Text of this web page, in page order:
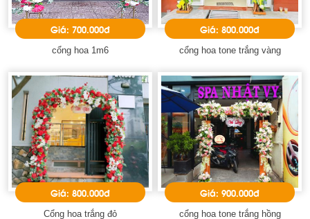
Giá: 700.000đ
cổng hoa 1m6
Giá: 800.000đ
cổng hoa tone trắng vàng
Giá: 800.000đ
Cổng hoa trắng đỏ
Giá: 900.000đ
cổng hoa tone trắng hồng